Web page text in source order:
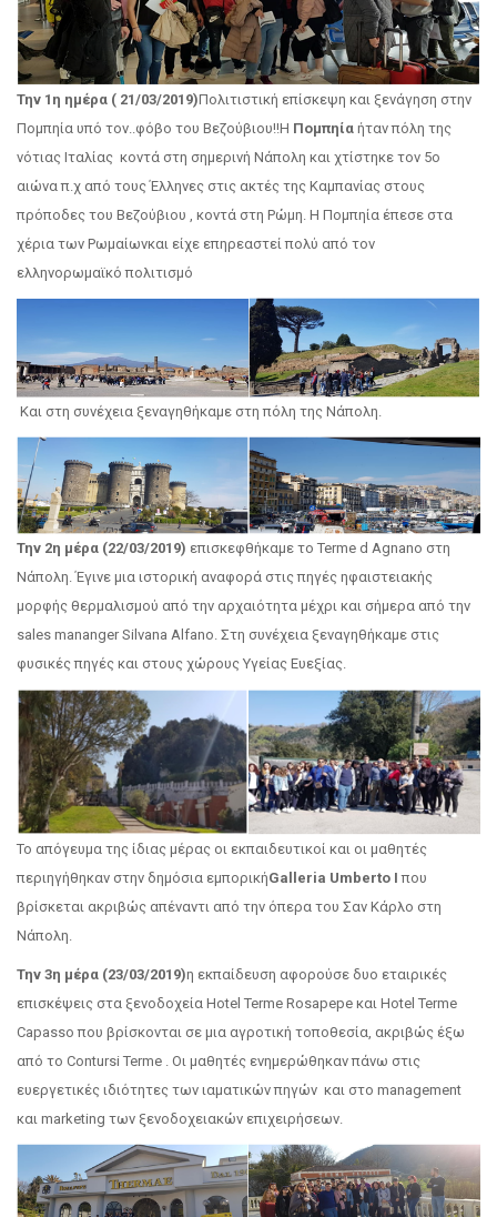
Την 1η ημέρα ( 21/03/2019)Πολιτιστική επίσκεψη και ξενάγηση στην
Πομπηία υπό τον..φόβο του Βεζούβιου!!Η Πομπηία ήταν πόλη της
νότιας Ιταλίας κοντά στη σημερινή Νάπολη και χτίστηκε τον 5ο
αιώνα π.χ από τους Έλληνες στις ακτές της Καμπανίας στους
πρόποδες του Βεζούβιου , κοντά στη Ρώμη. Η Πομπηία έπεσε στα
χέρια των Ρωμαίωνκαι είχε επηρεαστεί πολύ από τον
ελληνορωμαϊκό πολιτισμό
Και στη συνέχεια ξεναγηθήκαμε στη πόλη της Νάπολη.
Την 2η μέρα (22/03/2019) επισκεφθήκαμε το Terme d Agnano στη
Νάπολη. Έγινε μια ιστορική αναφορά στις πηγές ηφαιστειακής
μορφής θερμαλισμού από την αρχαιότητα μέχρι και σήμερα από την
sales mananger Silvana Alfano. Στη συνέχεια ξεναγηθήκαμε στις
φυσικές πηγές και στους χώρους Υγείας Ευεξίας.
Το απόγευμα της ίδιας μέρας οι εκπαιδευτικοί και οι μαθητές
περιηγήθηκαν στην δημόσια εμπορικήGalleria Umberto Ι που
βρίσκεται ακριβώς απέναντι από την όπερα του Σαν Κάρλο στη
Νάπολη.
Την 3η μέρα (23/03/2019)η εκπαίδευση αφορούσε δυο εταιρικές
επισκέψεις στα ξενοδοχεία Hotel Terme Rosapepe και Hotel Terme
Capasso που βρίσκονται σε μια αγροτική τοποθεσία, ακριβώς έξω
από το Contursi Terme . Οι μαθητές ενημερώθηκαν πάνω στις
ευεργετικές ιδιότητες των ιαματικών πηγών και στο management
και marketing των ξενοδοχειακών επιχειρήσεων.